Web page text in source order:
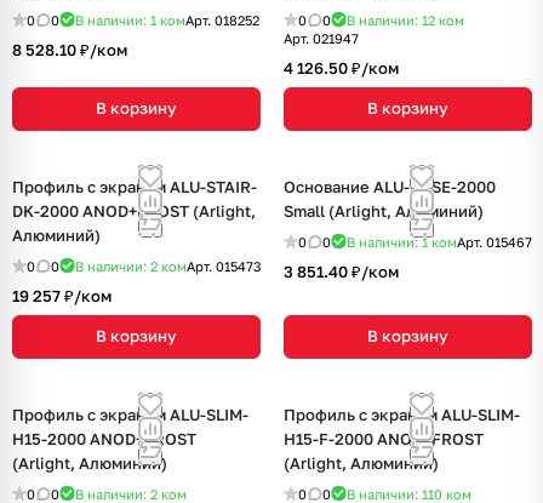
0 0 В наличии: 1 комАрт. 018252
8 528.10 ₽/ком
В корзину
0 0 В наличии: 12 ком
Арт. 021947
4 126.50 ₽/ком
В корзину
Профиль с экраном ALU-STAIR-
DK-2000 ANOD+FROST (Arlight,
Алюминий)
0 0 В наличии: 2 комАрт. 015473
19 257 ₽/ком
В корзину
Основание ALU-BASE-2000
Small (Arlight, Алюминий)
0 0 В наличии: 1комАрт. 015467
3 851.40 ₽/ком
В корзину
Профиль с экраном ALU-SLIM-
H15-2000 ANOD+FROST
(Arlight, Алюминий)
0 0 В наличии: 2 ком
Профиль с экраном ALU-SLIM-
H15-F-2000 ANOD+FROST
(Arlight, Алюминий)
0 0 В наличии: 110 ком